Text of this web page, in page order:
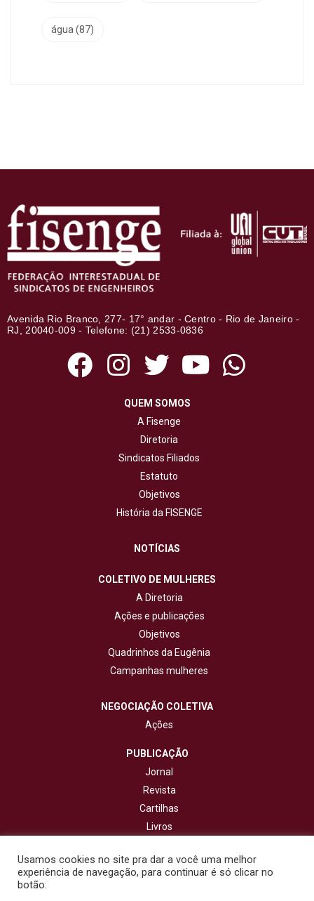
água (87)
Avenida Rio Branco, 277- 17° andar - Centro - Rio de Janeiro -
RJ, 20040-009 - Telefone: (21) 2533-0836
QUEM SOMOS
A Fisenge
Diretoria
Sindicatos Filiados
Estatuto
Objetivos
História da FISENGE
NOTÍCIAS
COLETIVO DE MULHERES
A Diretoria
Ações e publicações
Objetivos
Quadrinhos da Eugênia
Campanhas mulheres
NEGOCIAÇÃO COLETIVA
Ações
PUBLICAÇÃO
Jornal
Revista
Cartilhas
Livros
CONTATO
Usamos cookies no site pra dar a você uma melhor
experiência de navegação, para continuar é só clicar no
botão: